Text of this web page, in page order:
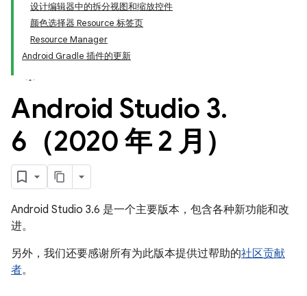
设计编辑器中的拆分视图和缩放控件
颜色选择器 Resource 标签页
Resource Manager
Android Gradle 插件的更新
Android Studio 3.
6（2020 年 2 月）
Android Studio 3.6 是一个主要版本，包含各种新功能和改
进。
另外，我们还要感谢所有为此版本提供过帮助的社区贡献
者。